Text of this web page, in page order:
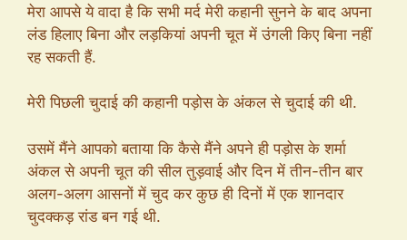
मेरा आपसे ये वादा है कि सभी मर्द मेरी कहानी सुनने के बाद अपना
लंड हिलाए बिना और लड़कियां अपनी चूत में उंगली किए बिना नहीं
रह सकती हैं.
मेरी पिछली चुदाई की कहानी पड़ोस के अंकल से चुदाई की थी.
उसमें मैंने आपको बताया कि कैसे मैंने अपने ही पड़ोस के शर्मा
अंकल से अपनी चूत की सील तुड़वाई और दिन में तीन-तीन बार
अलग-अलग आसनों में चुद कर कुछ ही दिनों में एक शानदार
चुदक्कड़ रांड बन गई थी.